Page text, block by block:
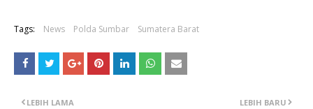
Tags: News Polda Sumbar Sumatera Barat
LEBIH BARU
LEBIH LAMA